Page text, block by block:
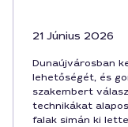
21 Június 2026
Dunaújvárosban
lehetőségét, és
szakembert
technikákat
falak simán ki